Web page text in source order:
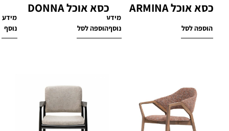
כסא אוכל ARMINA
₪1,770
הוספה לסל
מידע
נוסף
כסא אוכל DONNA
₪1,570
הוספה לסל
מידע
נוסף